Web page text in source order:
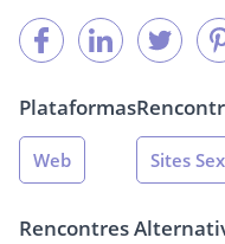
Plataformas
Web Sites Sex
Rencontres